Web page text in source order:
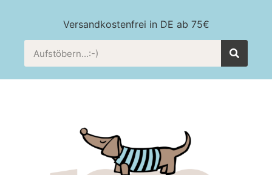
Versandkostenfrei in DE ab 75€